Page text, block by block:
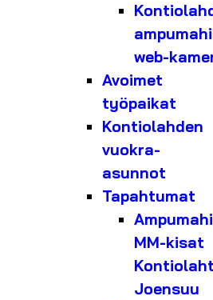
web-
Avoimet
työpaikat
Kontiolahden
vuokra-
asunnot
Tapahtumat
MM-kisat
Joensuu